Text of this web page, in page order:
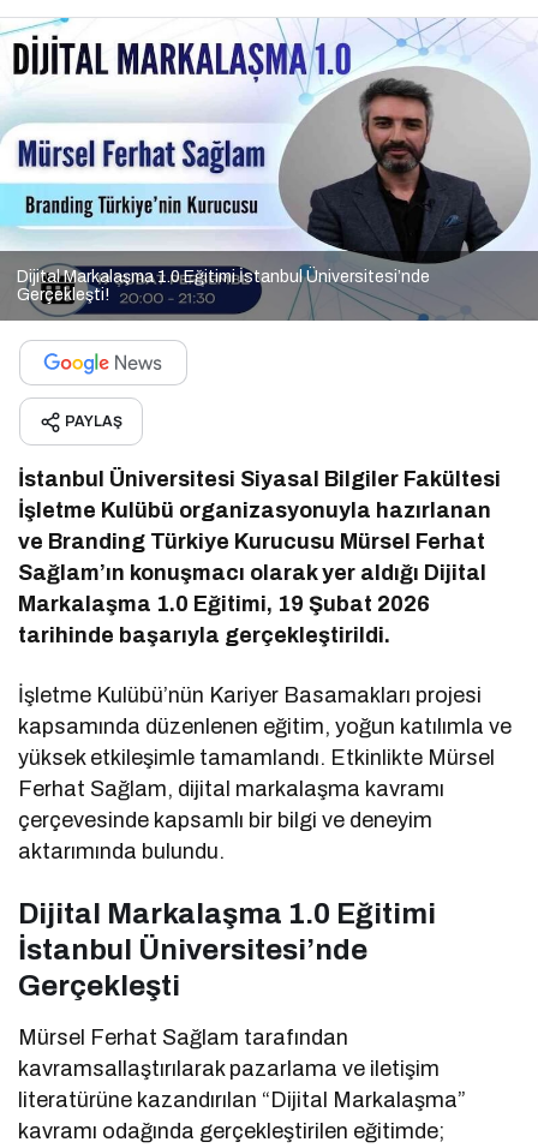
Dijital Markalaşma 1.0 Eğitimi İstanbul Üniversitesi’nde
Gerçekleşti!
PAYLAŞ
İstanbul Üniversitesi Siyasal Bilgiler Fakültesi
İşletme Kulübü organizasyonuyla hazırlanan
ve Branding Türkiye Kurucusu Mürsel Ferhat
Sağlam’ın konuşmacı olarak yer aldığı Dijital
Markalaşma 1.0 Eğitimi, 19 Şubat 2026
tarihinde başarıyla gerçekleştirildi.
İşletme Kulübü’nün Kariyer Basamakları projesi
kapsamında düzenlenen eğitim, yoğun katılımla ve
yüksek etkileşimle tamamlandı. Etkinlikte Mürsel
Ferhat Sağlam, dijital markalaşma kavramı
çerçevesinde kapsamlı bir bilgi ve deneyim
aktarımında bulundu.
Dijital Markalaşma 1.0 Eğitimi
İstanbul Üniversitesi’nde
Gerçekleşti
Mürsel Ferhat Sağlam tarafından
kavramsallaştırılarak pazarlama ve iletişim
literatürüne kazandırılan “Dijital Markalaşma”
kavramı odağında gerçekleştirilen eğitimde;